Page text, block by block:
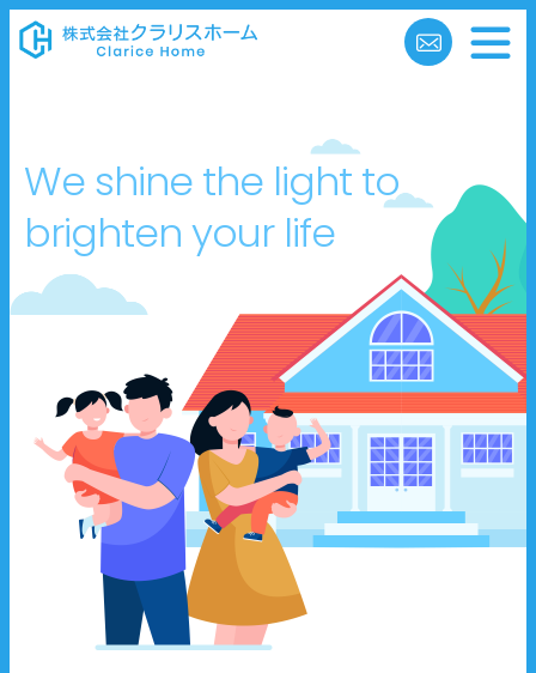
We shine the light to
brighten your life